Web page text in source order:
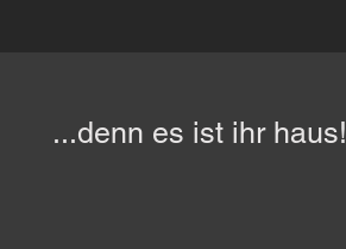
...denn es ist ihr haus!